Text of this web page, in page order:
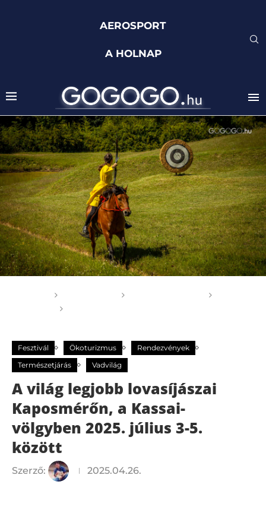
AEROSPORT
A HOLNAP
Fesztivál Ökoturizmus
Rendezvények
Természetjárás
Vadvilág
A világ legjobb lovasíjászai
Kaposmérőn, a Kassai-
völgyben 2025. július 3-5.
között
Szerző: 2025.04.26.